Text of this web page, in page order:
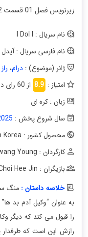
زیرنویس فصل 01 قسمت 12 اضافه شد
نام سریال : I Dol I
نام فارسی سریال :
ژانر (موضوع) :درام،
امتیاز : 8.9 از 60 رای در سایت
زبان : کره ای
سال شروع پخش :
محصول کشور : South Korea
کارگردان : Lee Gwang Young
بازیگران : Choi Soo Young Hee Jin
خلاصه داستان :منگ
به عنوان “وکیل آدم‌ بد
را قبول می کند که دیگر
رازش این است که